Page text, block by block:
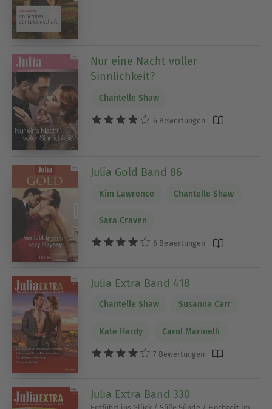
Nur eine Nacht voller
Sinnlichkeit?
Chantelle Shaw
6 Bewertungen
Julia Gold Band 86
Kim Lawrence Chantelle Shaw
Sara Craven
6 Bewertungen
Julia Extra Band 418
Chantelle Shaw Susanna Carr
Kate Hardy Carol Marinelli
7 Bewertungen
Julia Extra Band 330